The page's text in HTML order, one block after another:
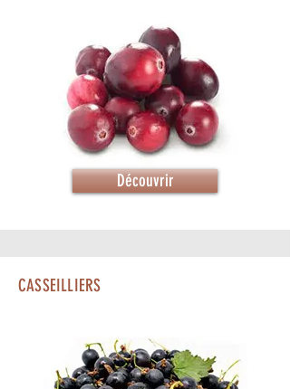
Découvrir
CASSEILLIERS